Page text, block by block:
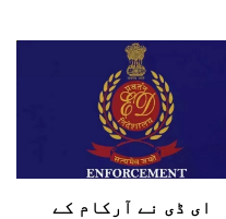
ای ڈی نے آرکام کے